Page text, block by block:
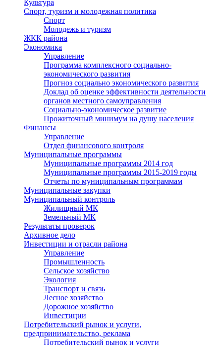
Культура
Спорт, туризм и молодежная политика
Спорт
Молодежь и туризм
ЖКК района
Экономика
Управление
Программа комплексного социально-
экономического развития
Прогноз социально экономического развития
Доклад об оценке эффективности деятельности
органов местного самоуправления
Социально-экономическое развитие
Прожиточный минимум на душу населения
Финансы
Управление
Отдел финансового контроля
Муниципальные программы
Муниципальные программы 2014 год
Муниципальные программы 2015-2019 годы
Отчеты по муниципальным программам
Муниципальные закупки
Муниципальный контроль
Жилищный МК
Земельный МК
Результаты проверок
Архивное дело
Инвестиции и отрасли района
Управление
Промышленность
Сельское хозяйство
Экология
Транспорт и связь
Лесное хозяйство
Дорожное хозяйство
Инвестиции
Потребительский рынок и услуги,
предпринимательство, реклама
Потребительский рынок и услуги